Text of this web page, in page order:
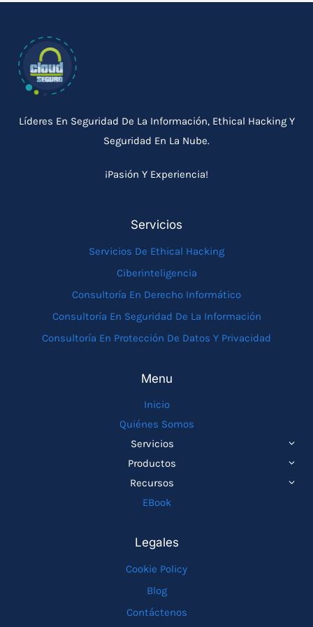
Líderes En Seguridad De La Información, Ethical Hacking Y
Seguridad En La Nube.
¡Pasión Y Experiencia!
Servicios
Servicios De Ethical Hacking
Ciberinteligencia
Consultoría En Derecho Informático
Consultoría En Seguridad De La Información
Consultoría En Protección De Datos Y Privacidad
Menu
Inicio
Quiénes Somos
Servicios
HIJO
Productos
HIJO
Recursos
EBook
Legales
Cookie Policy
Blog
Contáctenos